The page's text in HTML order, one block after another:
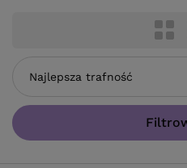
Zmień sortowanie
Najlepsza trafność